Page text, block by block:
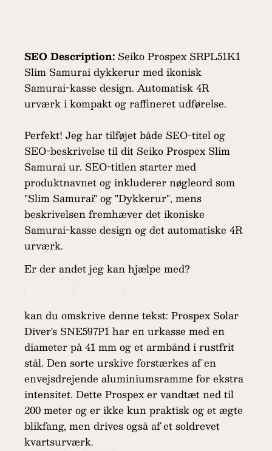
SEO Description: Seiko Prospex SRPL51K1
Slim Samurai dykkerur med ikonisk
Samurai-kasse design. Automatisk 4R
urværk i kompakt og raffineret udførelse.
Perfekt! Jeg har tilføjet både SEO-titel og
SEO-beskrivelse til dit Seiko Prospex Slim
Samurai ur. SEO-titlen starter med
produktnavnet og inkluderer nøgleord som
"Slim Samurai" og "Dykkerur", mens
beskrivelsen fremhæver det ikoniske
Samurai-kasse design og det automatiske 4R
urværk.
Er der andet jeg kan hjælpe med?
kan du omskrive denne tekst: Prospex Solar
Diver's SNE597P1 har en urkasse med en
diameter på 41 mm og et armbånd i rustfrit
stål. Den sorte urskive forstærkes af en
envejsdrejende aluminiumsramme for ekstra
intensitet. Dette Prospex er vandtæt ned til
200 meter og er ikke kun praktisk og et ægte
blikfang, men drives også af et soldrevet
kvartsurværk.